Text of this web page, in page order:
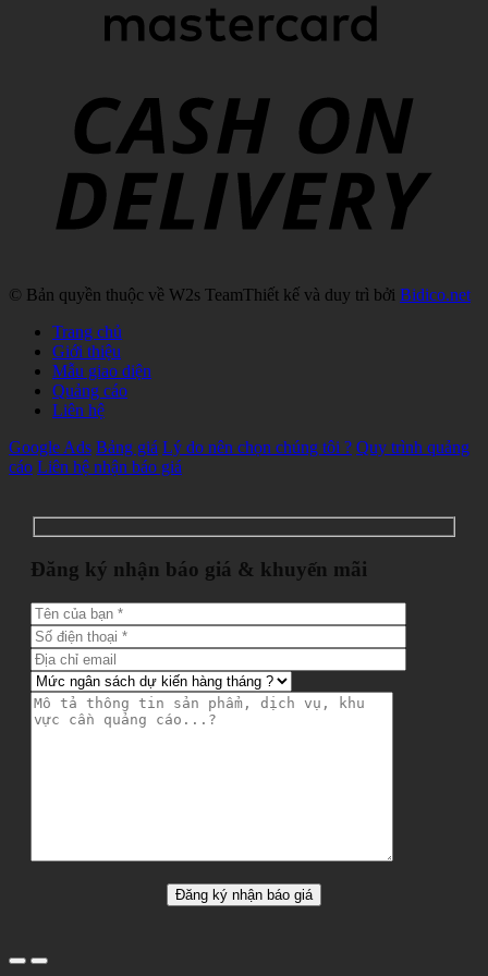
© Bản quyền thuộc về W2s TeamThiết kế và duy trì bởi Bidico.net
Trang chủ
Giới thiệu
Mẫu giao diện
Quảng cáo
Liên hệ
Google Ads Bảng giá Lý do nên chọn chúng tôi ? Quy trình quảng
cáo Liên hệ nhận báo giá
Đăng ký nhận báo giá & khuyến mãi